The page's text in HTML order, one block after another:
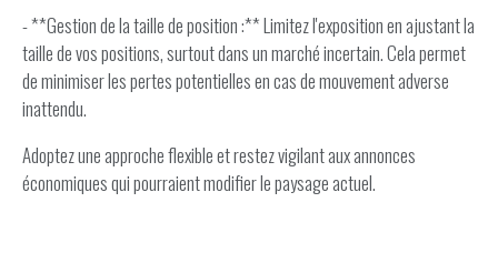
- **Gestion de la taille de position :** Limitez l'exposition en ajustant la
taille de vos positions, surtout dans un marché incertain. Cela permet
de minimiser les pertes potentielles en cas de mouvement adverse
inattendu.
Adoptez une approche flexible et restez vigilant aux annonces
économiques qui pourraient modifier le paysage actuel.